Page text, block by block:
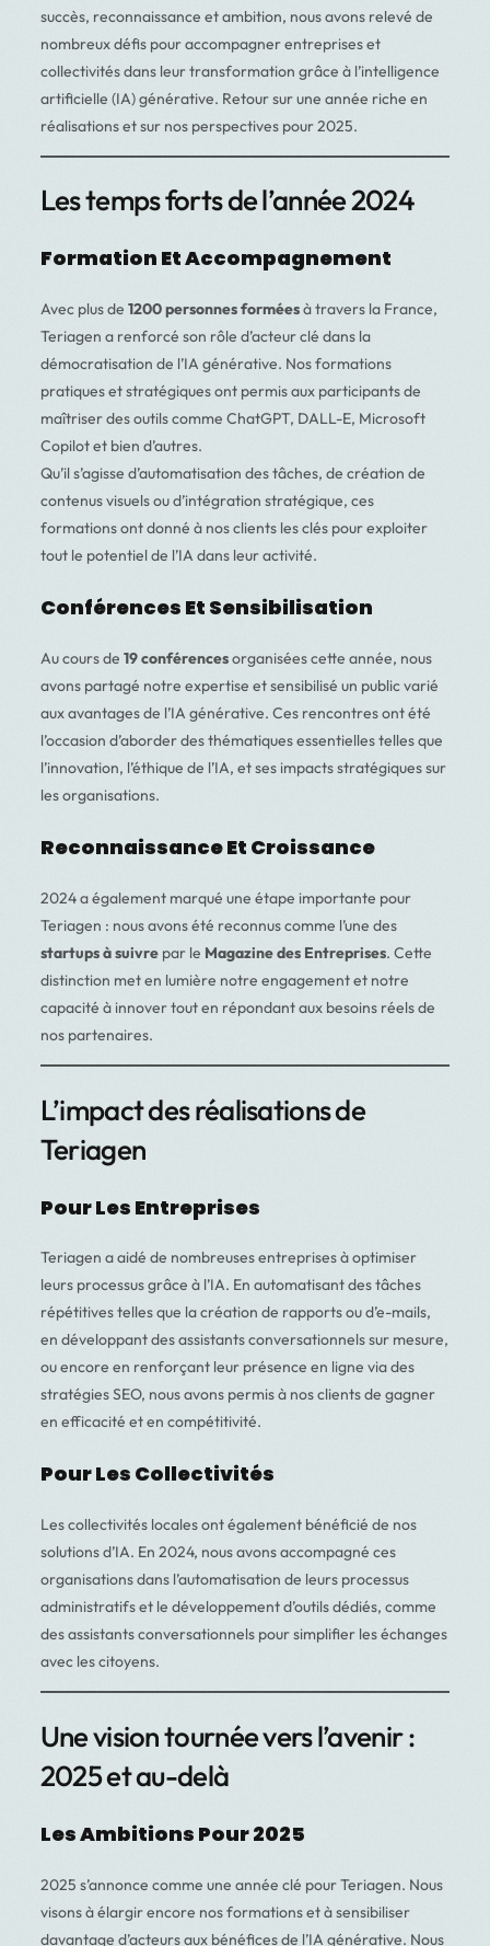
succès, reconnaissance et ambition, nous avons relevé de
nombreux défis pour accompagner entreprises et
collectivités dans leur transformation grâce à l’intelligence
artificielle (IA) générative. Retour sur une année riche en
réalisations et sur nos perspectives pour 2025.
Les temps forts de l’année 2024
Formation Et Accompagnement
Avec plus de 1200 personnes forméesà travers la France,
Teriagen a renforcé son rôle d’acteur clé dans la
démocratisation de l’IA générative. Nos formations
pratiques et stratégiques ont permis aux participants de
maîtriser des outils comme ChatGPT, DALL-E, Microsoft
Copilot et bien d’autres.
Qu’il s’agisse d’automatisation des tâches, de création de
contenus visuels ou d’intégration stratégique, ces
formations ont donné à nos clients les clés pour exploiter
tout le potentiel de l’IA dans leur activité.
Conférences Et Sensibilisation
Au cours de 19 conférencesorganisées cette année, nous
avons partagé notre expertise et sensibilisé un public varié
aux avantages de l’IA générative. Ces rencontres ont été
l’occasion d’aborder des thématiques essentielles telles que
l’innovation, l’éthique de l’IA, et ses impacts stratégiques sur
les organisations.
Reconnaissance Et Croissance
2024 a également marqué une étape importante pour
Teriagen : nous avons été reconnus comme l’une des
startups à suivrepar le Magazine des Entreprises. Cette
distinction met en lumière notre engagement et notre
capacité à innover tout en répondant aux besoins réels de
nos partenaires.
L’impact des réalisations de
Teriagen
Pour Les Entreprises
Teriagen a aidé de nombreuses entreprises à optimiser
leurs processus grâce à l’IA. En automatisant des tâches
répétitives telles que la création de rapports ou d’e-mails,
en développant des assistants conversationnels sur mesure,
ou encore en renforçant leur présence en ligne via des
stratégies SEO, nous avons permis à nos clients de gagner
en efficacité et en compétitivité.
Pour Les Collectivités
Les collectivités locales ont également bénéficié de nos
solutions d’IA. En 2024, nous avons accompagné ces
organisations dans l’automatisation de leurs processus
administratifs et le développement d’outils dédiés, comme
des assistants conversationnels pour simplifier les échanges
avec les citoyens.
Une vision tournée vers l’avenir :
2025 et au-delà
Les Ambitions Pour 2025
2025 s’annonce comme une année clé pour Teriagen. Nous
visons à élargir encore nos formations et à sensibiliser
davantage d’acteurs aux bénéfices de l’IA générative. Nous